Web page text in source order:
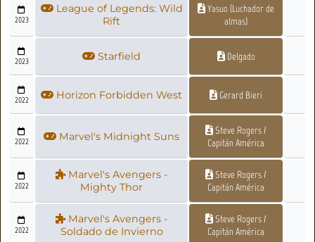
2023
League of Legends: Wild
Rift
Yasuo (Luchador de
almas)
2023 Starfield Delgado
2022 Horizon Forbidden West Gerard Bieri
2022 Marvel's Midnight Suns
Steve Rogers /
Capitán América
2022
Marvel's Avengers -
Mighty Thor
Steve Rogers /
Capitán América
2022
Marvel's Avengers -
Soldado de Invierno
Steve Rogers /
Capitán América